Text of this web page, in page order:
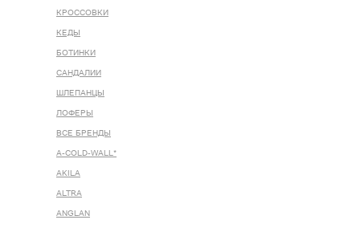
КРОССОВКИ
КЕДЫ
БОТИНКИ
САНДАЛИИ
ШЛЕПАНЦЫ
ЛОФЕРЫ
ВСЕ БРЕНДЫ
A-COLD-WALL*
AKILA
ALTRA
ANGLAN